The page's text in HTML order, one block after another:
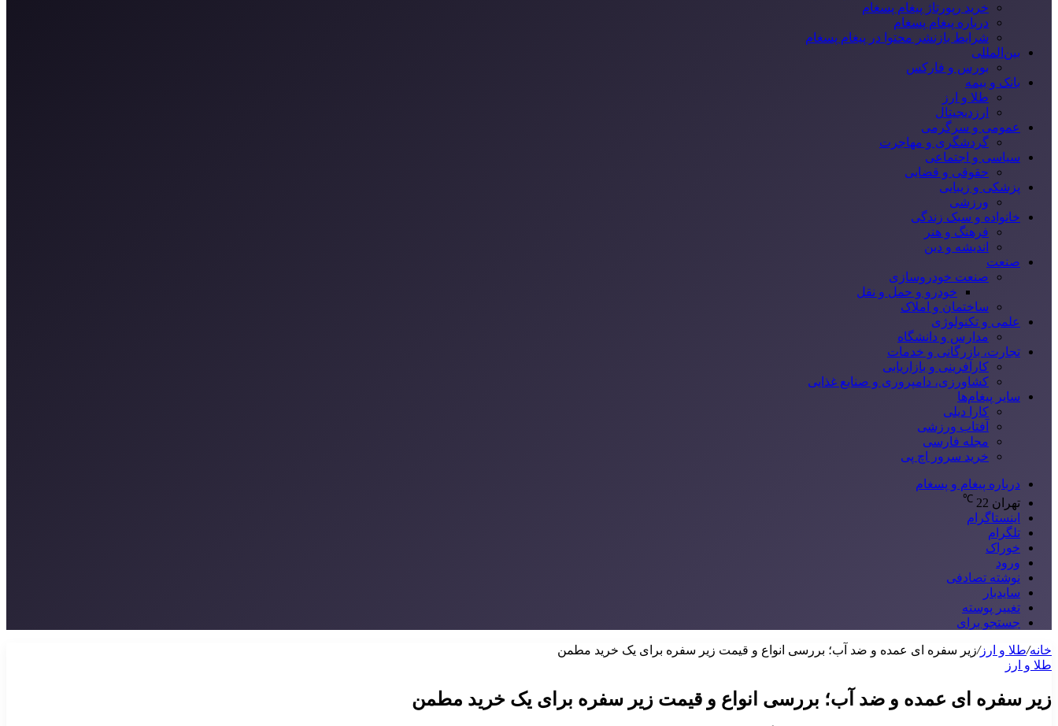
خرید رپورتاژ پیغام پسغام
درباره پیغام پسغام
شرایط بازنشر محتوا در پیغام پسغام
بین‌المللی
بورس و فارکس
بانک و بیمه
طلا و ارز
ارزدیجیتال
عمومی و سرگرمی
گردشگری و مهاجرت
سیاسی و اجتماعی
حقوقی و قضایی
پزشکی و زیبایی
ورزشی
خانواده و سبک زندگی
فرهنگ و هنر
اندیشه و دین
صنعت
صنعت خودروسازی
خودرو و حمل و نقل
ساختمان و املاک
علمی و تکنولوژی
مدارس و دانشگاه
تجارت، بازرگانی و خدمات
کارآفرینی و بازاریابی
کشاورزی، دامپروری و صنایع غذایی
سایر پیغام‌ها
کارا دیلی
آفتاب ورزشی
مجله فارسی
خرید سرور اچ پی
درباره پیغام و پسغام
تهران 22
℃
اینستاگرام
تلگرام
خوراک
ورود
نوشته تصادفی
سایدبار
تغییر پوسته
جستجو برای
خانه/طلا و ارز/زیر سفره ای عمده و ضد آب؛ بررسی انواع و قیمت زیر سفره برای یک خرید مطمن
طلا و ارز
زیر سفره ای عمده و ضد آب؛ بررسی انواع و قیمت زیر سفره برای یک خرید مطمن